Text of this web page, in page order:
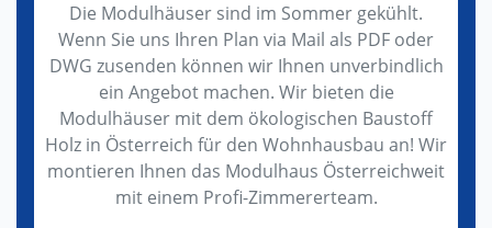
Die Modulhäuser sind im Sommer gekühlt.
Wenn Sie uns Ihren Plan via Mail als PDF oder
DWG zusenden können wir Ihnen unverbindlich
ein Angebot machen. Wir bieten die
Modulhäuser mit dem ökologischen Baustoff
Holz in Österreich für den Wohnhausbau an! Wir
montieren Ihnen das Modulhaus Österreichweit
mit einem Profi-Zimmererteam.